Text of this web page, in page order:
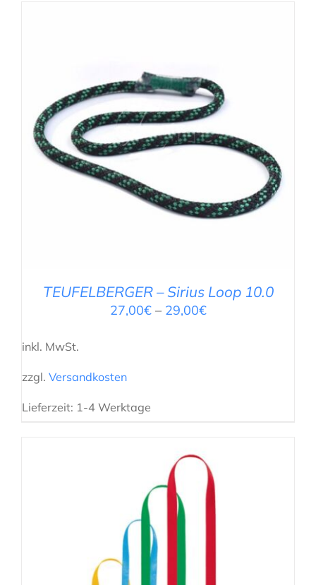
AUSFÜHRUNG WÄHLEN / DETAILS
TEUFELBERGER – Sirius Loop 10.0
27,00€– 29,00€
inkl. MwSt.
zzgl. Versandkosten
Lieferzeit: 1-4 Werktage
AUSFÜHRUNG WÄHLEN